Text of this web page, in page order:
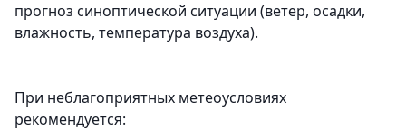
прогноз синоптической ситуации (ветер, осадки,
влажность, температура воздуха).
При неблагоприятных метеоусловиях
рекомендуется: